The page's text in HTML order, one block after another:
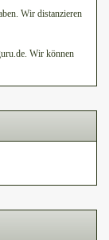
Wir distanzieren
Wir können